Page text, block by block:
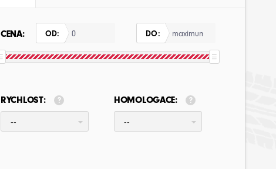
CENA: OD: DO:
RYCHLOST:
--
HOMOLOGACE:
--